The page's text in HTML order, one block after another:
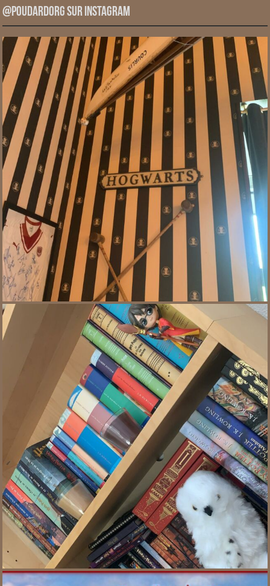
@PoudardOrg sur Instagram